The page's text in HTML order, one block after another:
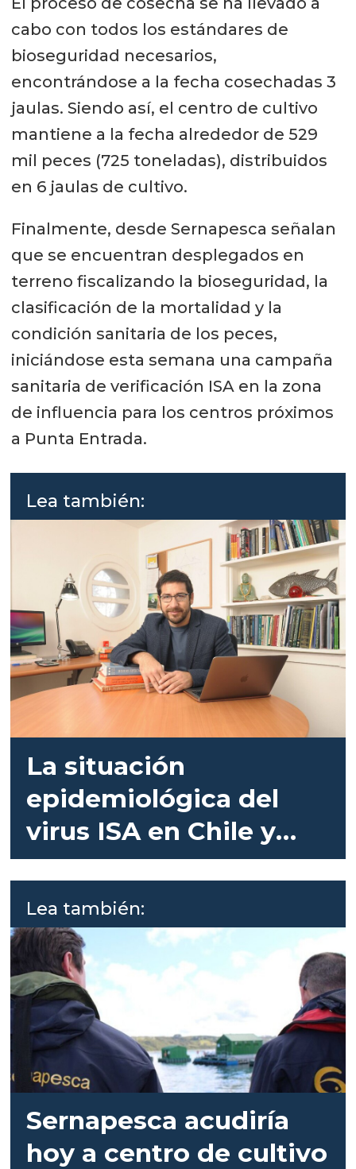
cabo con todos los estándares de
bioseguridad necesarios,
encontrándose a la fecha cosechadas 3
jaulas. Siendo así, el centro de cultivo
mantiene a la fecha alrededor de 529
mil peces (725 toneladas), distribuidos
en 6 jaulas de cultivo.
Finalmente, desde Sernapesca señalan
que se encuentran desplegados en
terreno fiscalizando la bioseguridad, la
clasificación de la mortalidad y la
condición sanitaria de los peces,
iniciándose esta semana una campaña
sanitaria de verificación ISA en la zona
de influencia para los centros próximos
a Punta Entrada.
Lea también:
La situación
epidemiológica del
virus ISA en Chile y
Noruega
Lea también:
Sernapesca acudiría
hoy a centro de cultivo